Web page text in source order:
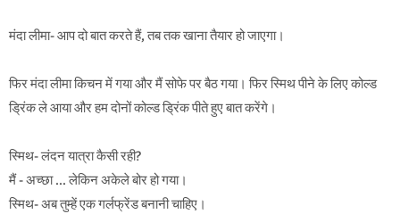
मंदा लीमा- आप दो बात करते हैं, तब तक खाना तैयार हो जाएगा।
फिर मंदा लीमा किचन में गया और मैं सोफे पर बैठ गया। फिर स्मिथ पीने के लिए कोल्ड
ड्रिंक ले आया और हम दोनों कोल्ड ड्रिंक पीते हुए बात करेंगे।
स्मिथ- लंदन यात्रा कैसी रही?
मैं - अच्छा ... लेकिन अकेले बोर हो गया।
स्मिथ- अब तुम्हें एक गर्लफ्रेंड बनानी चाहिए।